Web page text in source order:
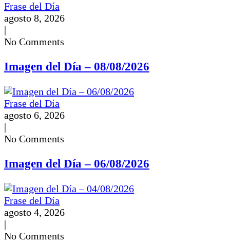
Frase del Día
agosto 8, 2026
|
No Comments
Imagen del Día – 08/08/2026
Frase del Día
agosto 6, 2026
|
No Comments
Imagen del Día – 06/08/2026
Frase del Día
agosto 4, 2026
|
No Comments